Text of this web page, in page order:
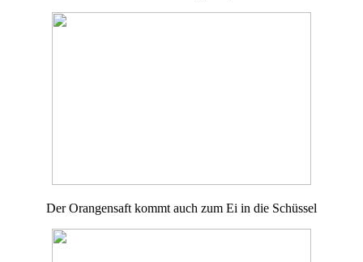
Der Orangensaft kommt auch zum Ei in die Schüssel